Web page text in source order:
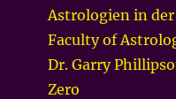
Astrologien in
Faculty of
Dr. Garry
Zero